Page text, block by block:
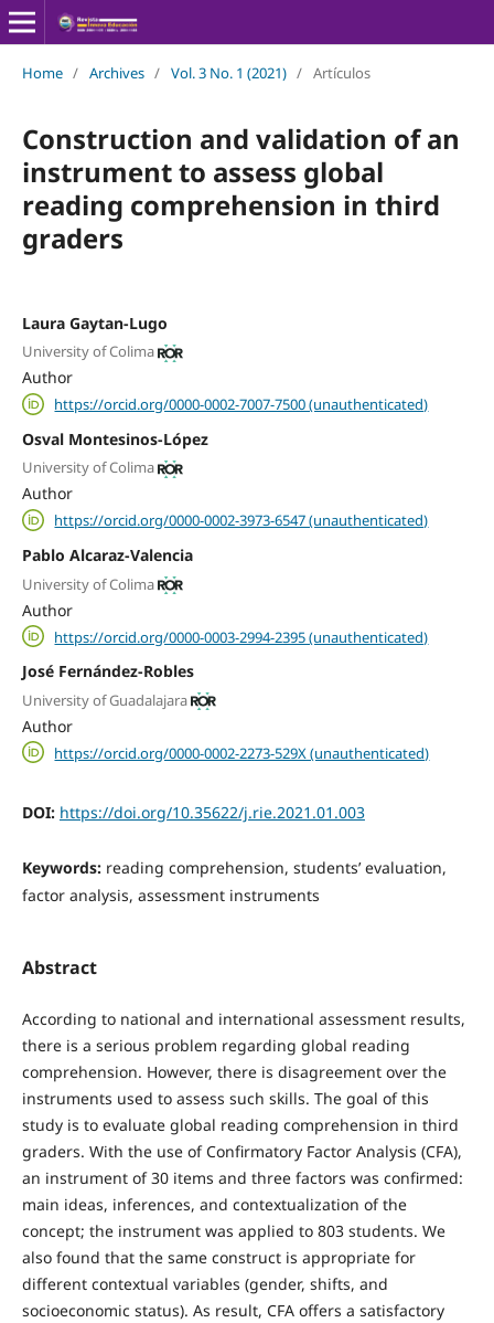
Home / Archives / Vol. 3 No. 1 (2021) / Artículos
Construction and validation of an
instrument to assess global
reading comprehension in third
graders
Laura Gaytan-Lugo
University of Colima
Author
https://orcid.org/0000-0002-7007-7500 (unauthenticated)
Osval Montesinos-López
University of Colima
Author
https://orcid.org/0000-0002-3973-6547 (unauthenticated)
Pablo Alcaraz-Valencia
University of Colima
Author
https://orcid.org/0000-0003-2994-2395 (unauthenticated)
José Fernández-Robles
University of Guadalajara
Author
https://orcid.org/0000-0002-2273-529X (unauthenticated)
DOI: https://doi.org/10.35622/j.rie.2021.01.003
Keywords: reading comprehension, students’ evaluation,
factor analysis, assessment instruments
Abstract
According to national and international assessment results,
there is a serious problem regarding global reading
comprehension. However, there is disagreement over the
instruments used to assess such skills. The goal of this
study is to evaluate global reading comprehension in third
graders. With the use of Confirmatory Factor Analysis (CFA),
an instrument of 30 items and three factors was confirmed:
main ideas, inferences, and contextualization of the
concept; the instrument was applied to 803 students. We
also found that the same construct is appropriate for
different contextual variables (gender, shifts, and
socioeconomic status). As result, CFA offers a satisfactory